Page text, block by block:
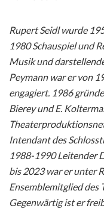
Rupert Seidl wurde
1980 Schauspiel und
Musik und
Peymann war er von
engagiert. 1986
Bierey und E.
Intendant des
1988-1990 Leitender
bis 2023 war er unter
Ensemblemitglied des
Gegenwärtig ist er